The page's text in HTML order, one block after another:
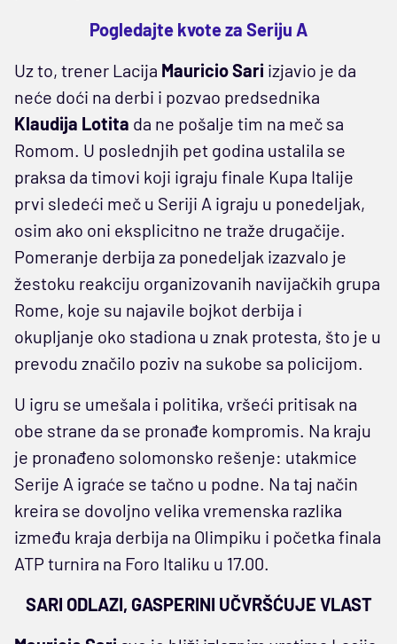
Pogledajte kvote za Seriju A
Uz to, trener Lacija Mauricio Sari izjavio je da
neće doći na derbi i pozvao predsednika
Klaudija Lotita da ne pošalje tim na meč sa
Romom. U poslednjih pet godina ustalila se
praksa da timovi koji igraju finale Kupa Italije
prvi sledeći meč u Seriji A igraju u ponedeljak,
osim ako oni eksplicitno ne traže drugačije.
Pomeranje derbija za ponedeljak izazvalo je
žestoku reakciju organizovanih navijačkih grupa
Rome, koje su najavile bojkot derbija i
okupljanje oko stadiona u znak protesta, što je u
prevodu značilo poziv na sukobe sa policijom.
U igru se umešala i politika, vršeći pritisak na
obe strane da se pronađe kompromis. Na kraju
je pronađeno solomonsko rešenje: utakmice
Serije A igraće se tačno u podne. Na taj način
kreira se dovoljno velika vremenska razlika
između kraja derbija na Olimpiku i početka finala
ATP turnira na Foro Italiku u 17.00.
SARI ODLAZI, GASPERINI UČVRŠĆUJE VLAST